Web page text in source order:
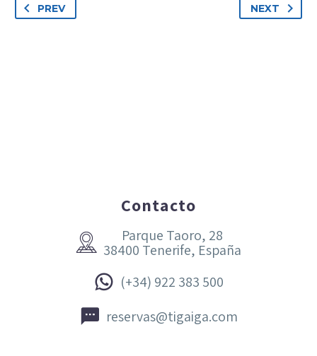
PREV NEXT
Contacto


Parque Taoro, 28
38400 Tenerife, España

 (+34) 922 383 500

 reservas@tigaiga.com